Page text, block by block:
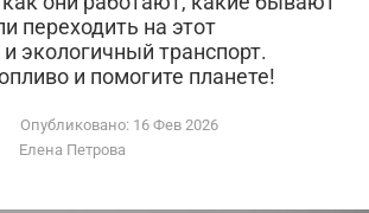
переходить на этот
экологичный транспорт.
и помогите планете!
Опубликовано: 16 Фев 2026
Елена Петрова